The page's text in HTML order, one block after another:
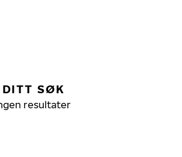
DITT SØK
resultater